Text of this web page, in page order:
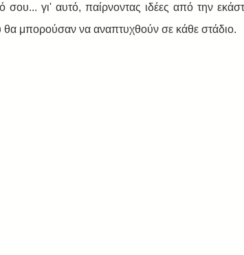
σου... γι' αυτό, παίρνοντας ιδέες από την
θα μπορούσαν να αναπτυχθούν σε κάθε στάδιο.